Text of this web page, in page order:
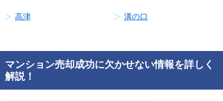
高津 溝の口
マンション売却成功に欠かせない情報を詳しく
解説！